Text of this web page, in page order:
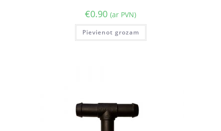
€0.90 (ar PVN)
Pievienot grozam